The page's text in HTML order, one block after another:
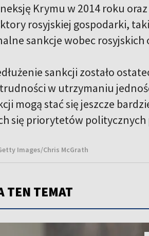
Krymu w 2014 roku
rosyjskiej gospodarki,
sankcje wobec
sankcji zostało
w utrzymaniu
mogą stać się jeszcze
się priorytetów
Images/Chris McGrath
TEN TEMAT